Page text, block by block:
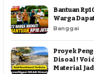
Bantuan
Warga
Banggai
Proyek
Disoal !
Material